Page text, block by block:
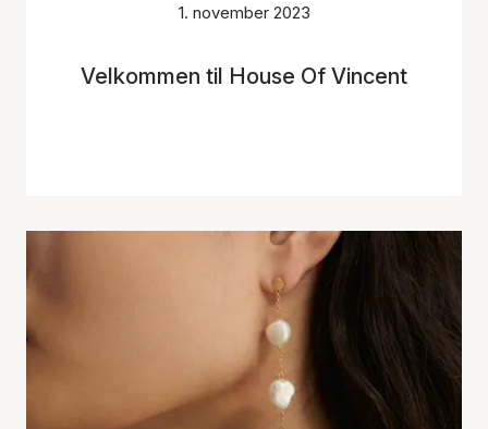
1. november 2023
Velkommen til House Of Vincent